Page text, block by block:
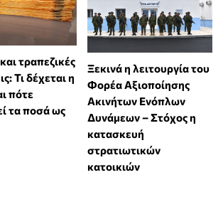
τραπεζικές
Τι δέχεται η
πότε
τα ποσά ως
Ξεκινά η λειτουργία του
Φορέα Αξιοποίησης
Ακινήτων Ενόπλων
Δυνάμεων – Στόχος η
κατασκευή
στρατιωτικών
κατοικιών